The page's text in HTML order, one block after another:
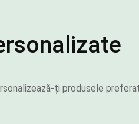
ți produsele